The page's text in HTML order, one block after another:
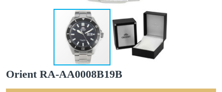
Orient RA-AA0008B19B